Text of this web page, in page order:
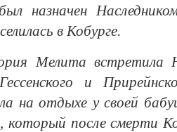
назначен
в Кобурге.
Мелита встретила
и
на отдыхе у своей
который послесмерти